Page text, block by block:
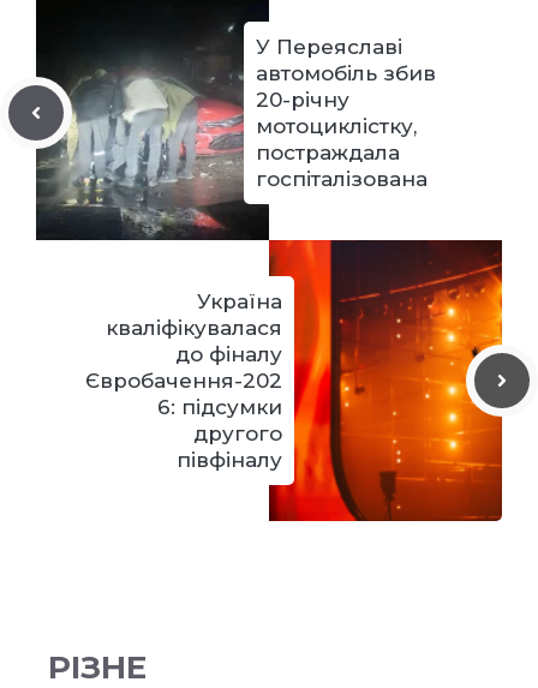
У Переяславі
автомобіль збив
20-річну
мотоциклістку,
постраждала
госпіталізована
Україна
кваліфікувалася
до фіналу
Євробачення-202
6: підсумки
другого
півфіналу
РІЗНЕ